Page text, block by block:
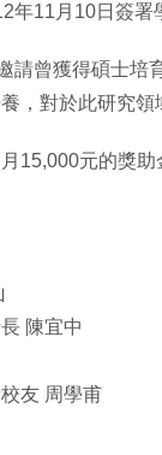
年11月10日簽署
請曾獲得碩士培
，對於此研究
15,000元的獎助
陳宜中
友 周學甫